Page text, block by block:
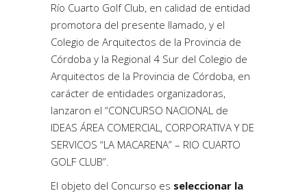
Río Cuarto Golf Club, en calidad de entidad
promotora del presente llamado, y el
Colegio de Arquitectos de la Provincia de
Córdoba y la Regional 4 Sur del Colegio de
Arquitectos de la Provincia de Córdoba, en
carácter de entidades organizadoras,
lanzaron el “CONCURSO NACIONAL de
IDEAS ÁREA COMERCIAL, CORPORATIVA Y DE
SERVICOS “LA MACARENA” – RIO CUARTO
GOLF CLUB”.
El objeto del Concurso es seleccionar la